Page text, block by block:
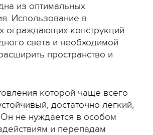
из оптимальных
Использование в
ограждающих конструкций
света и необходимой
пространство и
которой чаще всего
достаточно легкий,
не нуждается в особом
и перепадам